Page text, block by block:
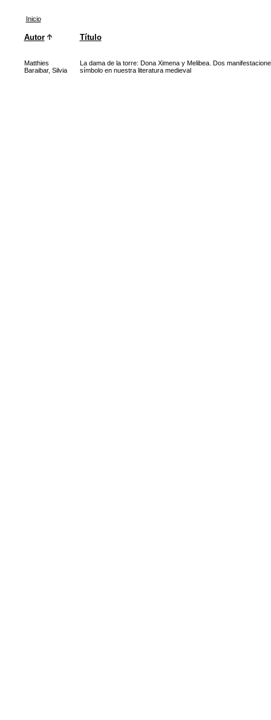
Inicio
Autor Título
Matthies
Baraibar, Silvia
La dama de la torre: Dona Ximena y Melibea. Dos
símbolo en nuestra literatura medieval